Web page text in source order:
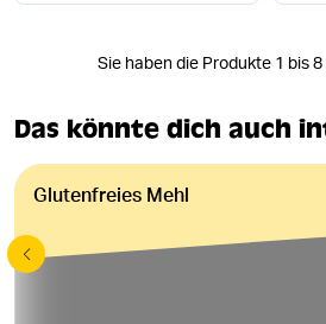
Sie haben die Produkte 1 bis
Das könnte dich auch
Glutenfreies Mehl